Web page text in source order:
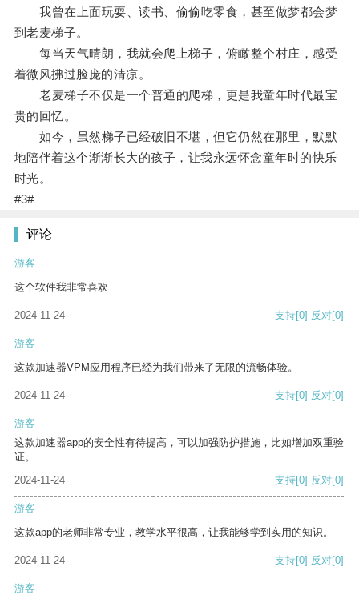
我曾在上面玩耍、读书、偷偷吃零食，甚至做梦都会梦
到老麦梯子。
每当天气晴朗，我就会爬上梯子，俯瞰整个村庄，感受
着微风拂过脸庞的清凉。
老麦梯子不仅是一个普通的爬梯，更是我童年时代最宝
贵的回忆。
如今，虽然梯子已经破旧不堪，但它仍然在那里，默默
地陪伴着这个渐渐长大的孩子，让我永远怀念童年时的快乐
时光。
#3#
评论
游客
这个软件我非常喜欢
2024-11-24 支持[0] 反对[0]
游客
这款加速器VPM应用程序已经为我们带来了无限的流畅体验。
2024-11-24 支持[0] 反对[0]
游客
这款加速器app的安全性有待提高，可以加强防护措施，比如增加双重验
证。
2024-11-24
支持[0] 反对[0]
游客
这款app的老师非常专业，教学水平很高，让我能够学到实用的知识。
2024-11-24 支持[0] 反对[0]
游客